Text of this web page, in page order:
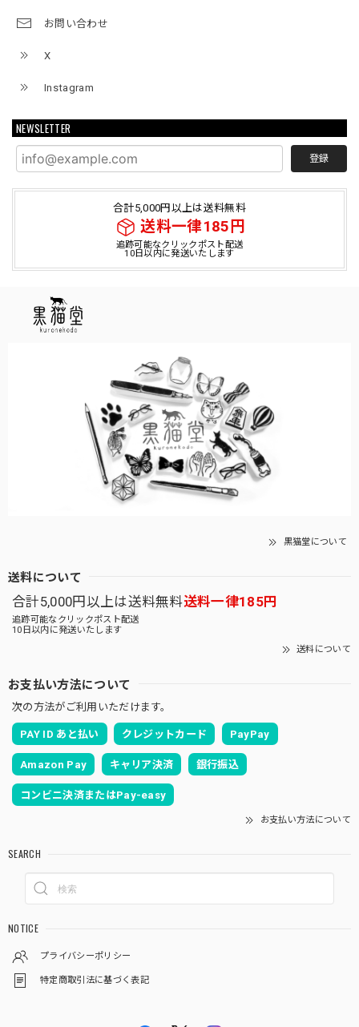
お問い合わせ
X
Instagram
NEWSLETTER
登録
合計5,000円以上は送料無料
送料一律185円
追跡可能なクリックポスト配送
10日以内に発送いたします
黒猫堂について
送料について
合計5,000円以上は送料無料送料一律185円
追跡可能なクリックポスト配送
10日以内に発送いたします
送料について
お支払い方法について
次の方法がご利用いただけます。
PAY ID あと払い クレジットカード PayPay
Amazon Pay キャリア決済 銀行振込
コンビニ決済またはPay-easy
お支払い方法について
SEARCH
NOTICE
プライバシーポリシー
特定商取引法に基づく表記